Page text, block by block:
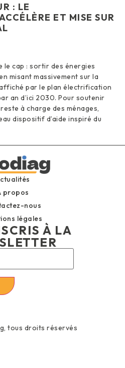
: LE
ET MISE SUR
le cap : sortir des énergies
misant massivement sur la
par le plan électrification
an d’ici 2030. Pour soutenir
à charge des ménages,
dispositif d’aide inspiré du
propos
nous
légales
À LA
tous droits réservés